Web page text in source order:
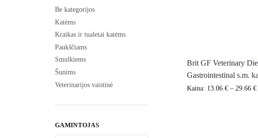
Brit GF Veterinary
Gastrointestinal s.m.
Kaina: 13.06 €– 29.66 €
Be kategorijos
Katėms
Kraikas ir tualetai katėms
Paukščiams
Smulkiems
Šunims
Veterinarijos vaistinė
GAMINTOJAS